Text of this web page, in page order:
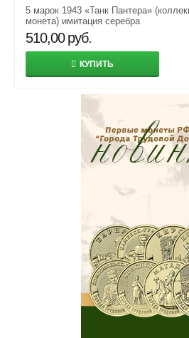
5 марок 1943 «Танк Пантера»
монета) имитация серебра
510,00 руб.
КУПИТЬ